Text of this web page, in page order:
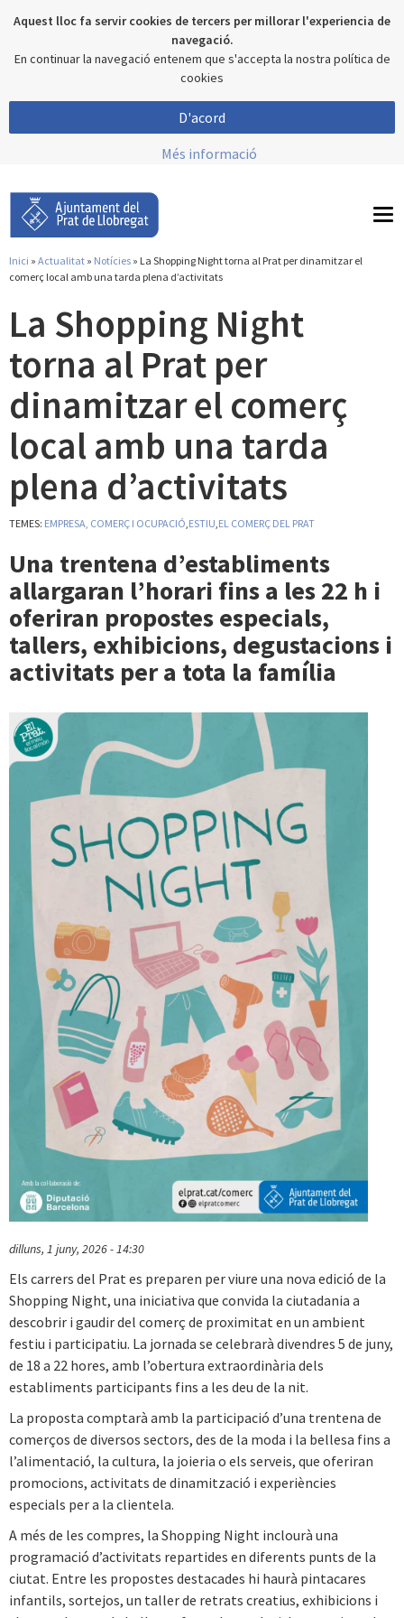
Aquest lloc fa servir cookies de tercers per millorar l'experiencia de
navegació.
En continuar la navegació entenem que s'accepta la nostra política de
cookies
D'acord
Més informació
Esteu aquí
Inici » Actualitat » Notícies » La Shopping Night torna al Prat per dinamitzar el
comerç local amb una tarda plena d’activitats
La Shopping Night
torna al Prat per
dinamitzar el comerç
local amb una tarda
plena d’activitats
TEMES: EMPRESA, COMERÇ I OCUPACIÓ,ESTIU,EL COMERÇ DEL PRAT
Una trentena d’establiments
allargaran l’horari fins a les 22 h i
oferiran propostes especials,
tallers, exhibicions, degustacions i
activitats per a tota la família
dilluns, 1 juny, 2026 - 14:30
Els carrers del Prat es preparen per viure una nova edició de la
Shopping Night, una iniciativa que convida la ciutadania a
descobrir i gaudir del comerç de proximitat en un ambient
festiu i participatiu. La jornada se celebrarà divendres 5 de juny,
de 18 a 22 hores, amb l’obertura extraordinària dels
establiments participants fins a les deu de la nit.
La proposta comptarà amb la participació d’una trentena de
comerços de diversos sectors, des de la moda i la bellesa fins a
l’alimentació, la cultura, la joieria o els serveis, que oferiran
promocions, activitats de dinamització i experiències
especials per a la clientela.
A més de les compres, la Shopping Night inclourà una
programació d’activitats repartides en diferents punts de la
ciutat. Entre les propostes destacades hi haurà pintacares
infantils, sortejos, un taller de retrats creatius, exhibicions i